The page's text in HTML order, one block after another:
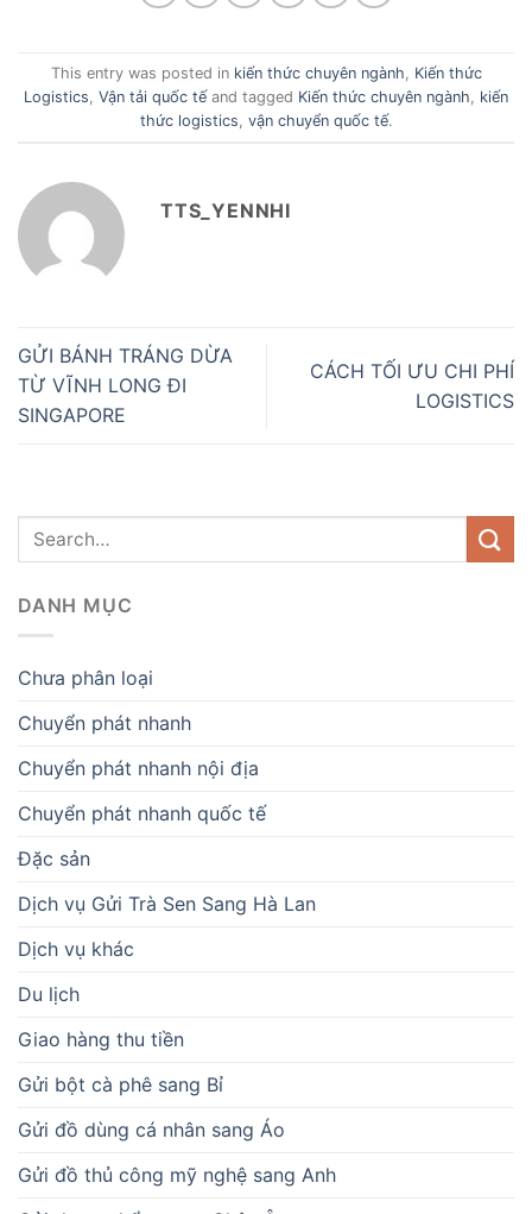
This entry was posted in kiến thức chuyên ngành
Kiến thức
Logistics Vận tải quốc tếand tagged Kiến thức chuyên ngành
kiến
thức logistics vận chuyển quốc tế.
TTS_YENNHI
GỬI BÁNH TRÁNG DỪA
TỪ VĨNH LONG ĐI
SINGAPORE
CÁCH TỐI ƯU CHI PHÍ
LOGISTICS
DANH MỤC
Chưa phân loại
Chuyển phát nhanh
Chuyển phát nhanh nội địa
Chuyển phát nhanh quốc tế
Đặc sản
Dịch vụ Gửi Trà Sen Sang Hà Lan
Dịch vụ khác
Du lịch
Giao hàng thu tiền
Gửi bột cà phê sang Bỉ
Gửi đồ dùng cá nhân sang Áo
Gửi đồ thủ công mỹ nghệ sang Anh